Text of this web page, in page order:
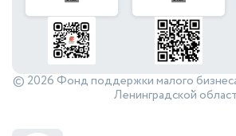
© 2026 Фонд поддержки малого
Ленинградской